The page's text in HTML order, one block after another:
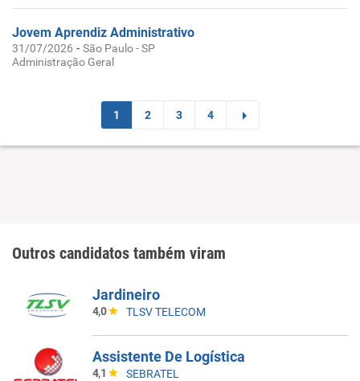
Jovem Aprendiz Administrativo
31/07/2026 -São Paulo - SP
Administração Geral
1 2 3 4
Outros candidatos também viram
Jardineiro
4,0 TLSV TELECOM
Assistente De Logística
4,1 SEBRATEL